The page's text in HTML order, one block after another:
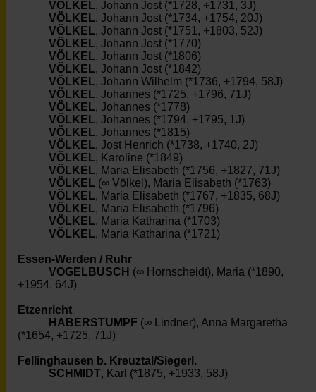
VÖLKEL, Johann Jost (*1728, +1731, 3J)
VÖLKEL, Johann Jost (*1734, +1754, 20J)
VÖLKEL, Johann Jost (*1751, +1803, 52J)
VÖLKEL, Johann Jost (*1770)
VÖLKEL, Johann Jost (*1806)
VÖLKEL, Johann Jost (*1842)
VÖLKEL, Johann Wilhelm (*1736, +1794, 58J)
VÖLKEL, Johannes (*1725, +1796, 71J)
VÖLKEL, Johannes (*1778)
VÖLKEL, Johannes (*1794, +1795, 1J)
VÖLKEL, Johannes (*1815)
VÖLKEL, Jost Henrich (*1738, +1740, 2J)
VÖLKEL, Karoline (*1849)
VÖLKEL, Maria Elisabeth (*1756, +1827, 71J)
VÖLKEL (∞ Völkel), Maria Elisabeth (*1763)
VÖLKEL, Maria Elisabeth (*1767, +1835, 68J)
VÖLKEL, Maria Elisabeth (*1796)
VÖLKEL, Maria Katharina (*1703)
VÖLKEL, Maria Katharina (*1721)
Essen-Werden / Ruhr
VOGELBUSCH (∞ Hornscheidt), Maria (*1890,
+1954, 64J)
Etzenricht
HABERSTUMPF (∞ Lindner), Anna Margaretha
(*1654, +1725, 71J)
Fellinghausen b. Kreuztal/Siegerl.
SCHMIDT, Karl (*1875, +1933, 58J)